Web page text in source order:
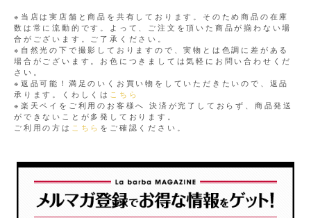
※当店は実店舗と商品を共有しております。そのため商品の在庫
数は常に流動的です。よって、ご注文を頂いた商品が揃わない場
合がございます。ご了承ください。
※自然光の下で撮影しておりますので、実物とは色調に差がある
場合がございます。お色につきましては気軽にお問い合わせくだ
さい。
※返品可能！満足のいくお買い物をしていただきたいので、返品
承ります。くわしくは こちら
※楽天ペイをご利用のお客様へ 決済が完了しておらず、商品発送
ができないことが多発しております。
ご利用の方は こちら をご確認ください。